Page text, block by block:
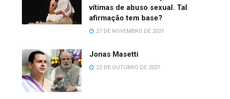
vítimas de abuso sexual. Tal
afirmação tem base?
27 DE NOVEMBRO DE 2021
Jonas Masetti
22 DE OUTUBRO DE 2021